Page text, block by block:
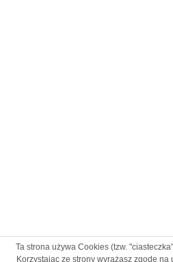
Ta strona używa Cookies (tzw.
Korzystając ze strony wyrażasz zgodę